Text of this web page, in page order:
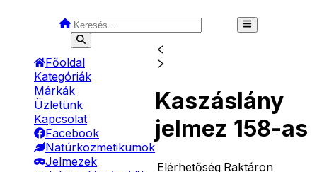
Főoldal
Kategóriák
Márkák
Üzletünk
Kapcsolat
Facebook
Natúrkozmetikumok
Jelmezek
Kaszáslány
jelmez 158-as
Elérhetőség Raktáron